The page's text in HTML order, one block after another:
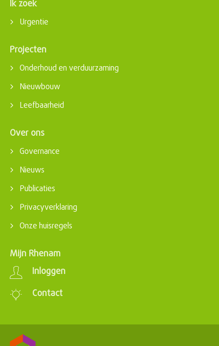
Ik zoek
Urgentie
Projecten
Onderhoud en verduurzaming
Nieuwbouw
Leefbaarheid
Over ons
Governance
Nieuws
Publicaties
Privacyverklaring
Onze huisregels
Mijn Rhenam
Inloggen
Contact